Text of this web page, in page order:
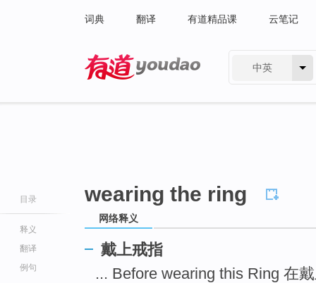
词典 翻译 有道精品课 云笔记
中英
目录
释义
翻译
例句
wearing the ring
网络释义
戴上戒指
... Before wearing this Ring 在